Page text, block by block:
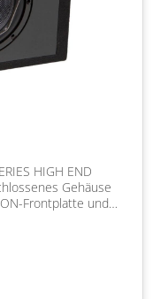
HIGH END
Gehäuse
Frontplatte und